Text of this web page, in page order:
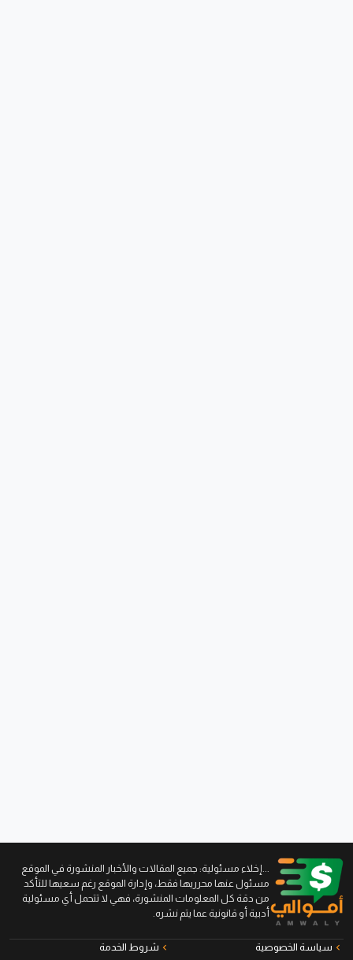
...إخلاء مسئولية: جميع المقالات والأخبار المنشورة في الموقع
مسئول عنها محرريها فقط، وإدارة الموقع رغم سعيها للتأكد
من دقة كل المعلومات المنشورة، فهي لا تتحمل أي مسئولية
أدبية أو قانونية عما يتم نشره.
سياسة الخصوصية شروط الخدمة